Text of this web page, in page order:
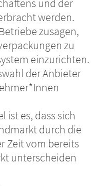
und der
werden.
zusagen,
zu
einzurichten.
der Anbieter
ist es, dass sich
durch die
Zeit vom bereits
unterscheiden